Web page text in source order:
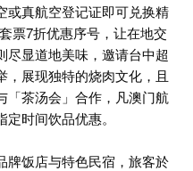
或真航空登记证即可兑换精
票7折优惠序号，让在地交
尽显道地美味，邀请台中超
展现独特的烧肉文化，且
「茶汤会」合作，凡澳门航
时间饮品优惠。
牌饭店与特色民宿，旅客於